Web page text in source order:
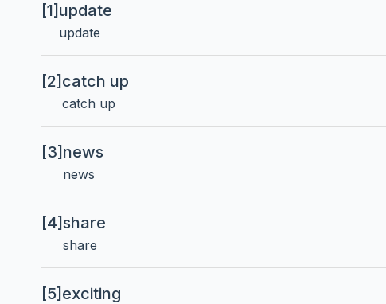
[1] update
update
[2] catch up
catch up
[3] news
news
[4]share
share
[5] exciting